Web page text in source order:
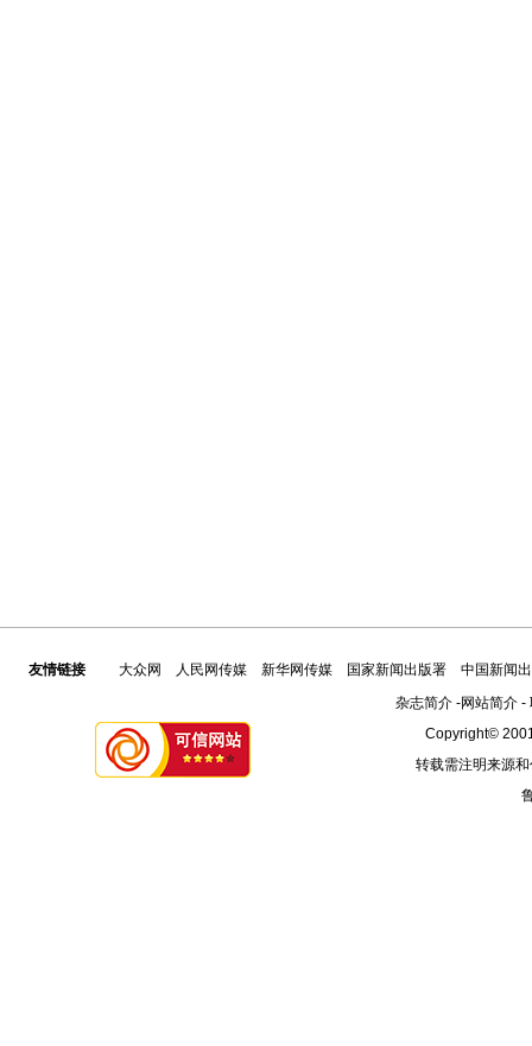
友情链接 大众网 人民网传媒 新华网传媒 国家新闻出版署
中国新闻
杂志简介-网站简介-
Copyright©
转载需注明来源